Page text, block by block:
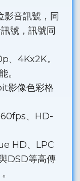
影音訊號，同
號，訊號同
、4Kx2K。
。
影像色彩格
、HD-
HD、LPC
DSD等高傳